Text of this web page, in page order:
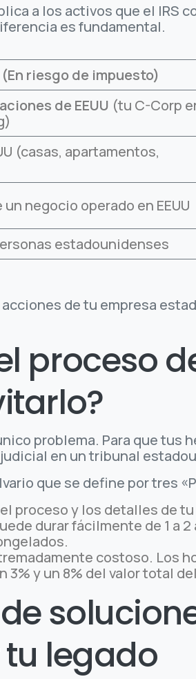
a los activos que el IRS
es fundamental.
riesgo de impuesto)
de EEUU (tu C-Corp
(casas, apartamentos,
negocio operado en EEUU
estadounidenses
acciones de tu empresa
proceso
problema. Para que
en un tribunal
que se define por tres
proceso y los detalles de
durar fácilmente de 1 a
costoso. Los
3% y un 8% del valor total
legado